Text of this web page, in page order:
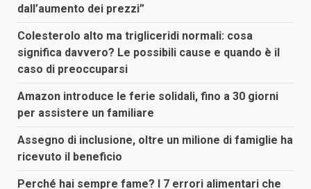
dall’aumento dei prezzi”
Colesterolo alto ma trigliceridi normali: cosa
significa davvero? Le possibili cause e quando è il
caso di preoccuparsi
Amazon introduce le ferie solidali, fino a 30 giorni
per assistere un familiare
Assegno di inclusione, oltre un milione di famiglie ha
ricevuto il beneficio
Perché hai sempre fame? I 7 errori alimentari che